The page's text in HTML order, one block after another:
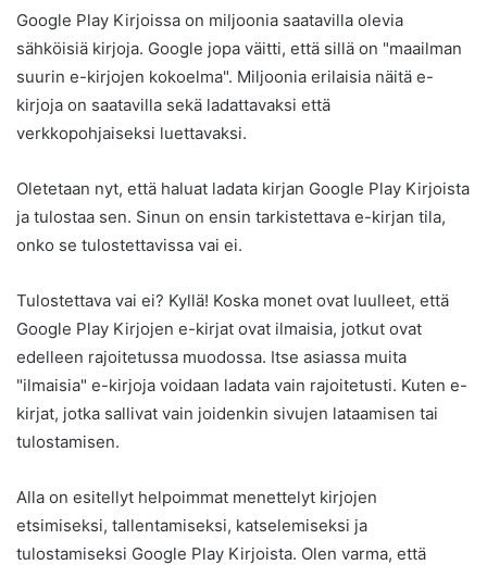
Google Play Kirjoissa on miljoonia saatavilla olevia
sähköisiä kirjoja. Google jopa väitti, että sillä on "maailman
suurin e-kirjojen kokoelma". Miljoonia erilaisia ​​näitä e-
kirjoja on saatavilla sekä ladattavaksi että
verkkopohjaiseksi luettavaksi.
Oletetaan nyt, että haluat ladata kirjan Google Play Kirjoista
ja tulostaa sen. Sinun on ensin tarkistettava e-kirjan tila,
onko se tulostettavissa vai ei.
Tulostettava vai ei? Kyllä! Koska monet ovat luulleet, että
Google Play Kirjojen e-kirjat ovat ilmaisia, jotkut ovat
edelleen rajoitetussa muodossa. Itse asiassa muita
"ilmaisia" e-kirjoja voidaan ladata vain rajoitetusti. Kuten e-
kirjat, jotka sallivat vain joidenkin sivujen lataamisen tai
tulostamisen.
Alla on esitellyt helpoimmat menettelyt kirjojen
etsimiseksi, tallentamiseksi, katselemiseksi ja
tulostamiseksi Google Play Kirjoista. Olen varma, että